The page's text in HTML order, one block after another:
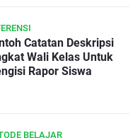
Catatan Deskripsi
Wali Kelas Untuk
Rapor Siswa
BELAJAR